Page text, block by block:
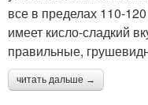
все в пределах 110-
имеет кисло-сладкий
правильные,
читать дальше →